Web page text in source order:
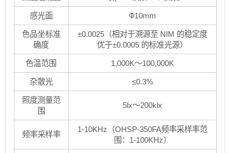
感光面 Ф10mm
色品坐标准
确度
±0.0025（相对于溯源至 NIM 的稳定度
优于±0.0005 的标准光源）
色温范围 1,000K～100,000K
杂散光 ≤0.3%
照度测量范
围
5lx～200klx
频率采样率
1-10KHz（OHSP-350FA频率采样率范
围：1-100KHz）